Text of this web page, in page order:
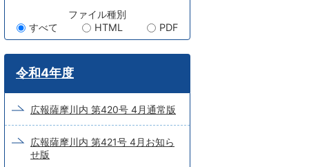
ー
ワ
ー
ド
検
索
ファイル種別
すべて
HTML PDF
令和4年度
広報薩摩川内 第420号 4月通常版
広報薩摩川内 第421号 4月お知ら
せ版